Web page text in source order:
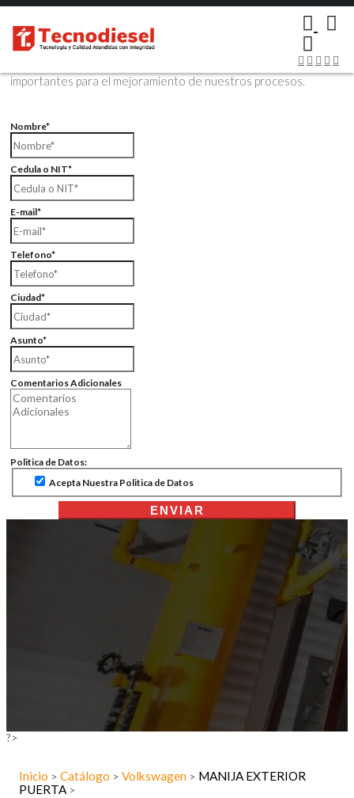
Contáctenos Vía Email
Envíenos sus datos con sus comentarios, sus opiniones son muy
importantes para el mejoramiento de nuestros procesos.
Nombre*
Cedula o NIT*
E-mail*
Telefono*
Ciudad*
Asunto*
Comentarios Adicionales
Politica de Datos:
Acepta Nuestra Politica de Datos
ENVIAR
?>
Inicio > Catálogo > Volkswagen > MANIJA EXTERIOR
PUERTA >